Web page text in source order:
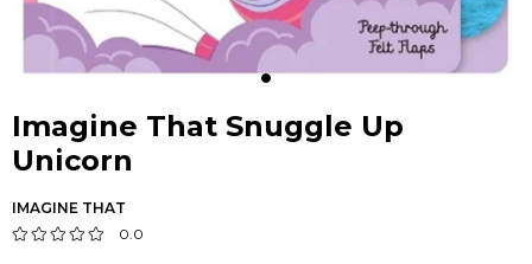
Imagine That Snuggle Up
Unicorn
IMAGINE THAT
0.0